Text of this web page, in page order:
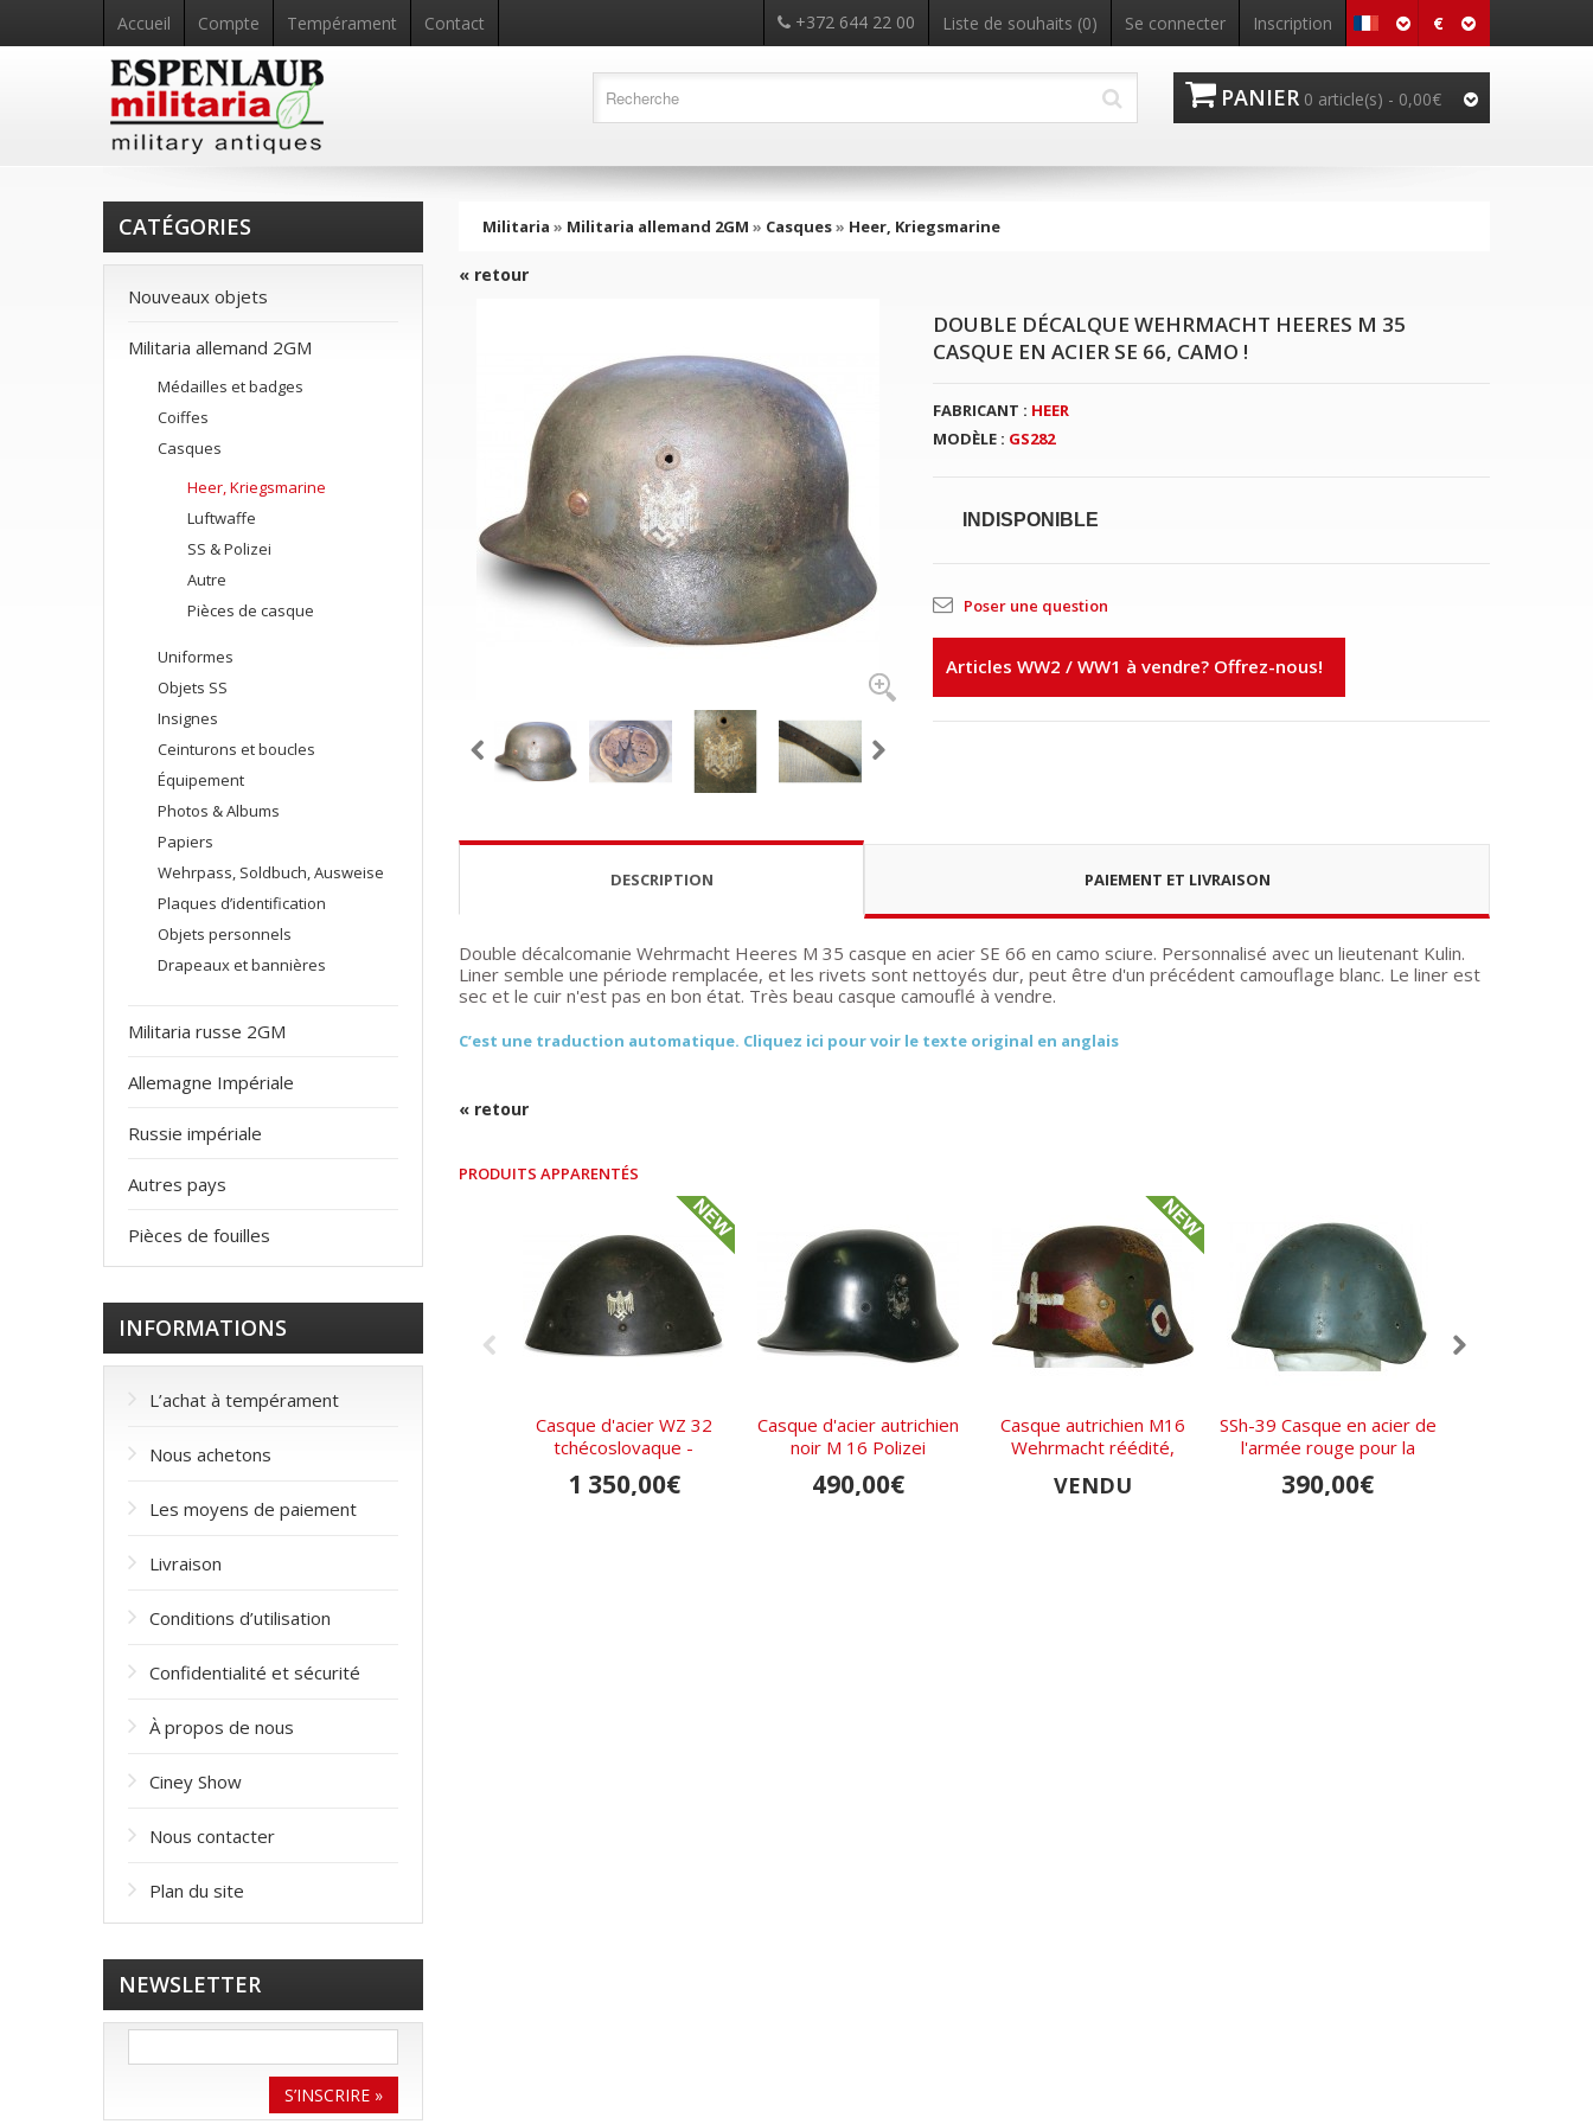
€
Accueil Compte Tempérament Contact +372 644 22 00 Liste de souhaits (0) Se connecter Inscription
PANIER 0 article(s) - 0,00€
Militaria » Militaria allemand 2GM » Casques» Heer, Kriegsmarine
« retour
DOUBLE DÉCALQUE WEHRMACHT HEERES M 35
CASQUE EN ACIER SE 66, CAMO !
FABRICANT : HEER
MODÈLE : GS282
INDISPONIBLE
Poser une question
Articles WW2 / WW1 à vendre? Offrez-nous!
DESCRIPTION PAIEMENT ET LIVRAISON
Double décalcomanie Wehrmacht Heeres M 35 casque en acier SE 66 en camo sciure. Personnalisé avec un lieutenant Kulin.
Liner semble une période remplacée, et les rivets sont nettoyés dur, peut être d'un précédent camouflage blanc. Le liner est
sec et le cuir n'est pas en bon état. Très beau casque camouflé à vendre.
C’est une traduction automatique. Cliquez ici pour voir le texte original en anglais
« retour
PRODUITS APPARENTÉS
Casque d'acier WZ 32
tchécoslovaque -
Wehrmacht
1 350,00€
Casque d'acier autrichien
noir M 16 Polizei
490,00€
Casque autrichien M16
Wehrmacht réédité,
danoise
VENDU
SSh-39 Casque en acier de
l'armée rouge pour la
marine
390,00€
CATÉGORIES
Nouveaux objets
Militaria allemand 2GM
Médailles et badges
Coiffes
Casques
Heer, Kriegsmarine
Luftwaffe
SS & Polizei
Autre
Pièces de casque
Uniformes
Objets SS
Insignes
Ceinturons et boucles
Équipement
Photos & Albums
Papiers
Wehrpass, Soldbuch, Ausweise
Plaques d’identification
Objets personnels
Drapeaux et bannières
Militaria russe 2GM
Allemagne Impériale
Russie impériale
Autres pays
Pièces de fouilles
INFORMATIONS
L’achat à tempérament
Nous achetons
Les moyens de paiement
Livraison
Conditions d’utilisation
Confidentialité et sécurité
À propos de nous
Ciney Show
Nous contacter
Plan du site
NEWSLETTER
S’INSCRIRE »